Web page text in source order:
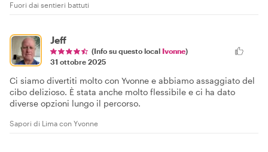
Fuori dai sentieri battuti
Jeff
(Info su questo local Ivonne)
31 ottobre 2025
Ci siamo divertiti molto con Yvonne e abbiamo assaggiato del
cibo delizioso. È stata anche molto flessibile e ci ha dato
diverse opzioni lungo il percorso.
Sapori di Lima con Yvonne